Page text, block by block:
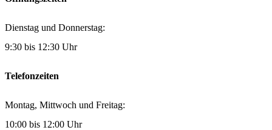
Dienstag und Donnerstag:
9:30 bis 12:30 Uhr
Telefonzeiten
Montag, Mittwoch und Freitag:
10:00 bis 12:00 Uhr